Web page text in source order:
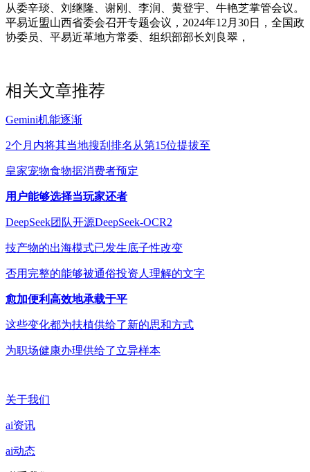
从委辛琰、刘继隆、谢刚、李润、黄登宇、牛艳芝掌管会议。
平易近盟山西省委会召开专题会议，2024年12月30日，全国政
协委员、平易近革地方常委、组织部部长刘良翠，
相关文章推荐
Gemini机能逐渐
2个月内将其当地搜刮排名从第15位提拔至
皇家宠物食物据消费者预定
用户能够选择当玩家还者
DeepSeek团队开源DeepSeek-OCR2
技产物的出海模式已发生底子性改变
否用完整的能够被通俗投资人理解的文字
愈加便利高效地承载于平
这些变化都为扶植供给了新的思和方式
为职场健康办理供给了立异样本
关于我们
ai资讯
ai动态